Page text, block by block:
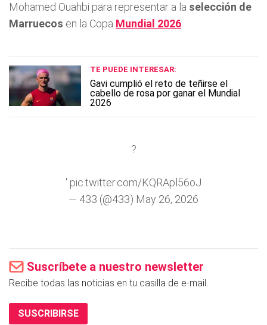
Mohamed Ouahbi para representar a la selección de
Marruecos en la Copa Mundial 2026
TE PUEDE INTERESAR:
Gavi cumplió el reto de teñirse el
cabello de rosa por ganar el Mundial
2026
?
' pic.twitter.com/KQRApl56oJ
— 433 (@433) May 26, 2026
Suscríbete a nuestro newsletter
Recibe todas las noticias en tu casilla de e-mail.
SUSCRIBIRSE